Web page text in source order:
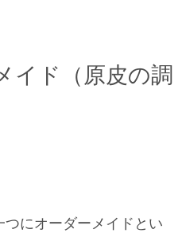
イド（原皮の調
にオーダーメイドとい